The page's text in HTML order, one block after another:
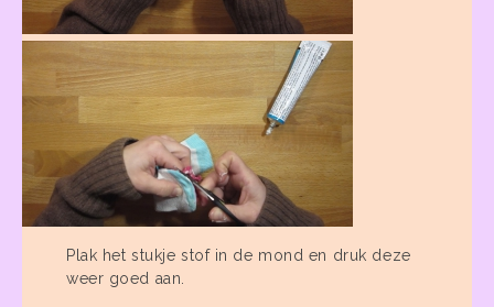
Plak het stukje stof in de mond en druk deze
weer goed aan.